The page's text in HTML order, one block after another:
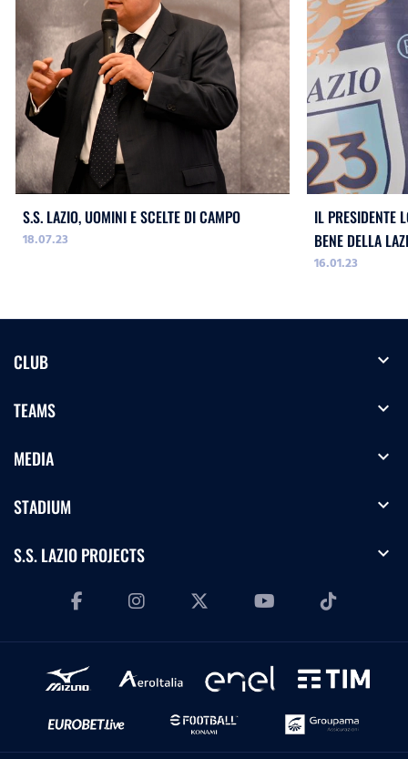
S.S. LAZIO, UOMINI E SCELTE DI CAMPO
18.07.23
IL PRESIDENTE
BENE DELLA
16.01.23
CLUB expand_more
TEAMS expand_more
MEDIA expand_more
STADIUM expand_more
S.S. LAZIO PROJECTS expand_more